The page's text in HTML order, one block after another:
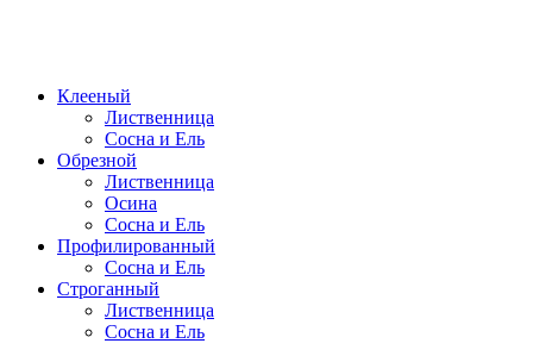
Клееный
Лиственница
Сосна и Ель
Обрезной
Лиственница
Осина
Сосна и Ель
Профилированный
Сосна и Ель
Строганный
Лиственница
Сосна и Ель